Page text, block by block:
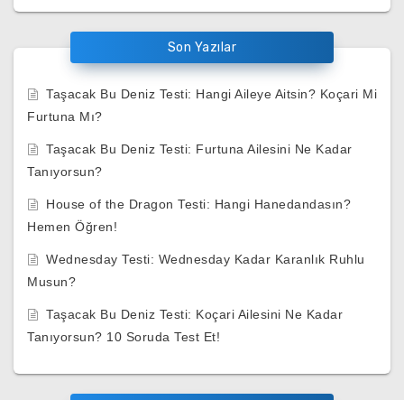
Son Yazılar
Taşacak Bu Deniz Testi: Hangi Aileye Aitsin? Koçari Mi
Furtuna Mı?
Taşacak Bu Deniz Testi: Furtuna Ailesini Ne Kadar
Tanıyorsun?
House of the Dragon Testi: Hangi Hanedandasın?
Hemen Öğren!
Wednesday Testi: Wednesday Kadar Karanlık Ruhlu
Musun?
Taşacak Bu Deniz Testi: Koçari Ailesini Ne Kadar
Tanıyorsun? 10 Soruda Test Et!